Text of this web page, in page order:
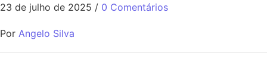
23 de julho de 2025 / 0 Comentários
Por Angelo Silva